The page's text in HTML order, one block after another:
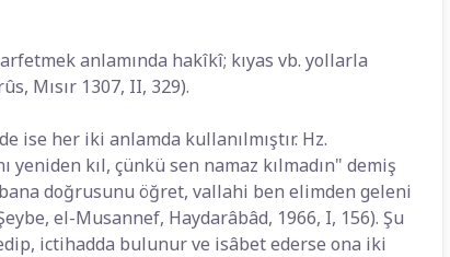
anlamında hakîkî; kıyas vb. yollarla
Mısır 1307, II, 329).
ise her iki anlamda kullanılmıştır. Hz.
yeniden kıl, çünkü sen namaz kılmadın" demiş
doğrusunu öğret, vallahi ben elimden geleni
el-Musannef, Haydarâbâd, 1966, I, 156). Şu
ictihadda bulunur ve isâbet ederse ona iki